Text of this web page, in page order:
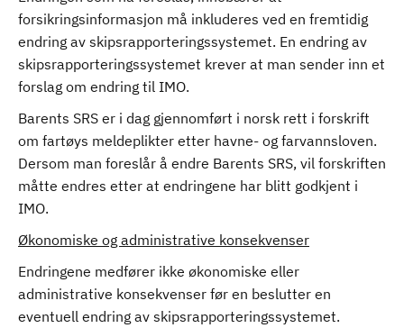
forsikringsinformasjon må inkluderes ved en fremtidig
endring av skipsrapporteringssystemet. En endring av
skipsrapporteringssystemet krever at man sender inn et
forslag om endring til IMO.
Barents SRS er i dag gjennomført i norsk rett i forskrift
om fartøys meldeplikter etter havne- og farvannsloven.
Dersom man foreslår å endre Barents SRS, vil forskriften
måtte endres etter at endringene har blitt godkjent i
IMO.
Økonomiske og administrative konsekvenser
Endringene medfører ikke økonomiske eller
administrative konsekvenser før en beslutter en
eventuell endring av skipsrapporteringssystemet.